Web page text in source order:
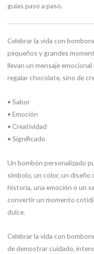
guías paso a paso.
Celebrar la vida con
pequeños y grandes
llevan un mensaje
regalar chocolate, sino de
• Sabor
• Emoción
• Creatividad
• Significado
Un bombón personalizado
símbolo, un color, un diseño
historia, una emoción o un
convertir un momento
dulce.
Celebrar la vida con
de demostrar cuidado,